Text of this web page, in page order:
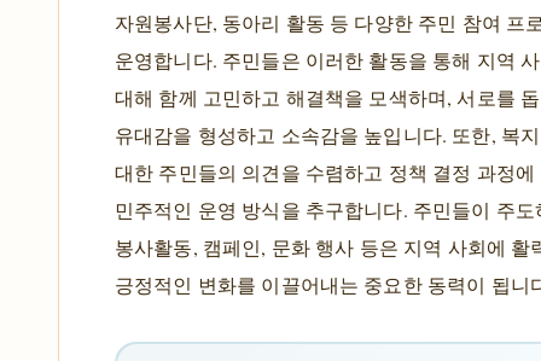
자원봉사단, 동아리 활동 등 다양한 주민 참여 프
운영합니다. 주민들은 이러한 활동을 통해 지역
대해 함께 고민하고 해결책을 모색하며, 서로를
유대감을 형성하고 소속감을 높입니다. 또한, 복
대한 주민들의 의견을 수렴하고 정책 결정 과정
민주적인 운영 방식을 추구합니다. 주민들이 주도
봉사활동, 캠페인, 문화 행사 등은 지역 사회에 활
긍정적인 변화를 이끌어내는 중요한 동력이 됩니